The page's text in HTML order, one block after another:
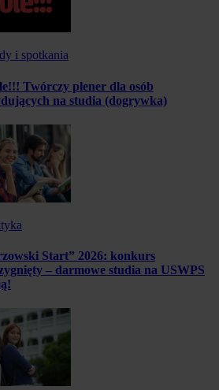
i spotkania
Twórczy plener dla osób
na studia (dogrywka)
Start” 2026: konkurs
– darmowe studia na USWPS